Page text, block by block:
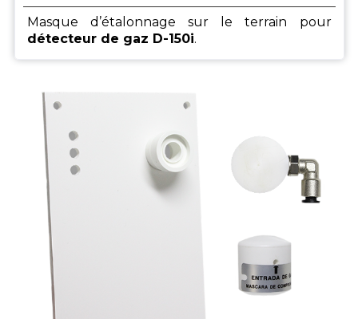
Masque d’étalonnage sur le terrain pour
détecteur de gaz D-150i.